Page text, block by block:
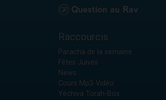
Raccourcis
Paracha de la semaine
Fêtes Juives
News
Cours Mp3-Vidéo
Yéchiva Torah-Box